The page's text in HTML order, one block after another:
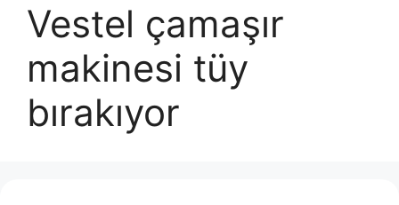
Vestel çamaşır
makinesi tüy
bırakıyor